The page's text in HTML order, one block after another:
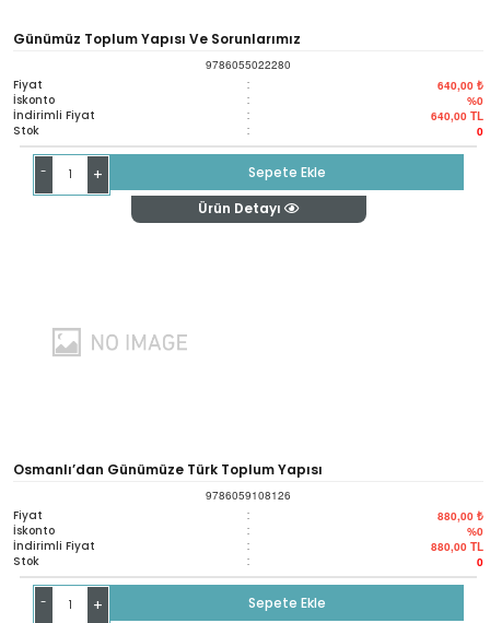
Günümüz Toplum Yapısı Ve Sorunlarımız
9786055022280
Fiyat : 640,00 ₺
İskonto : %0
İndirimli Fiyat : 640,00 TL
Stok : 0
- +
Sepete Ekle
Ürün Detayı
Osmanlı’dan Günümüze Türk Toplum Yapısı
9786059108126
Fiyat : 880,00 ₺
İskonto : %0
İndirimli Fiyat : 880,00 TL
Stok : 0
- +
Sepete Ekle